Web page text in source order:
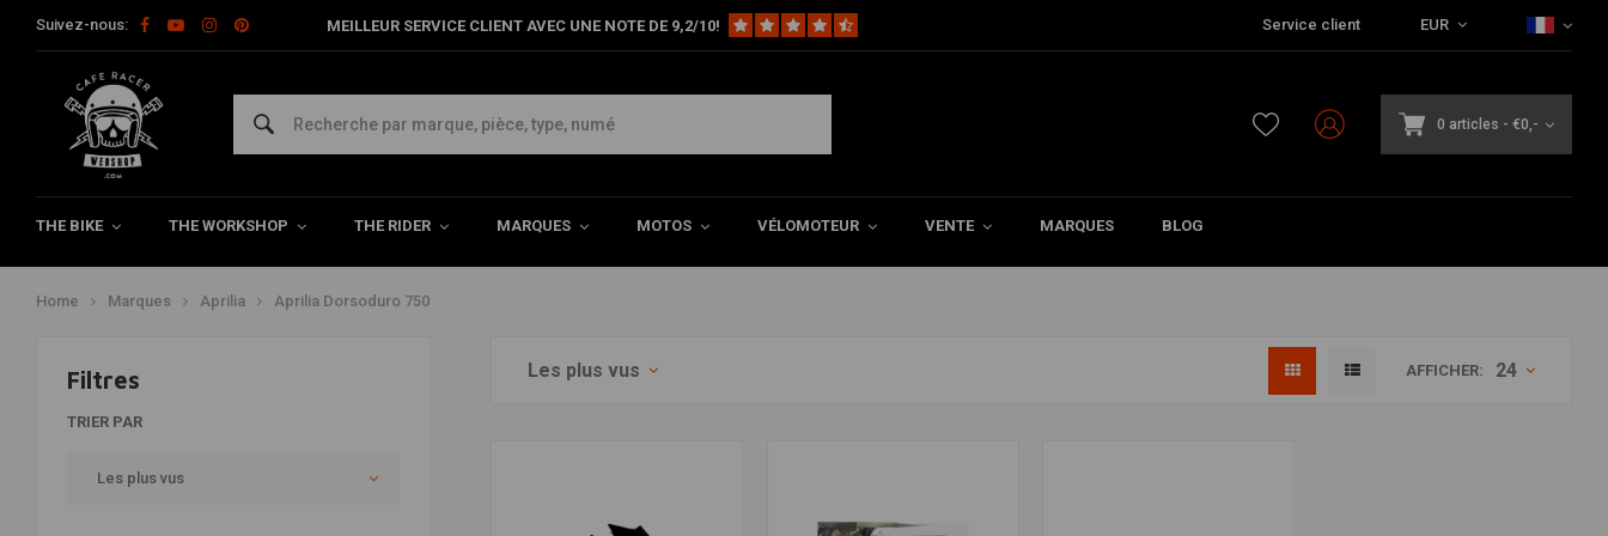
Suivez-nous: MEILLEUR SERVICE CLIENT AVEC UNE NOTE DE 9,2/10! Service client EUR
0 articles - €0,-
THE BIKE THE WORKSHOP THE RIDER MARQUES MOTOS VÉLOMOTEUR VENTE MARQUES BLOG
Aprilia Dorsoduro 750 Pièces et accessoires
Dans cette catégorie, vous trouverez diverses pièces et accessoires Aprilia Dorsoduro 750.
Home Marques Aprilia Aprilia Dorsoduro 750
Filtres
TRIER PAR
Les plus vus
Les plus vus AFFICHER: 24